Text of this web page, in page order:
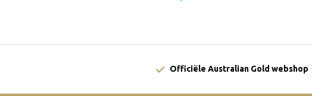
Officiële Australian Gold webshop